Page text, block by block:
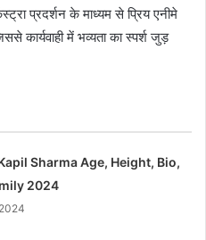
प्रदर्शन के माध्यम से प्रिय एनीमे
कार्यवाही में भव्यता का स्पर्श जुड़
Sharma Age, Height, Bio,
2024